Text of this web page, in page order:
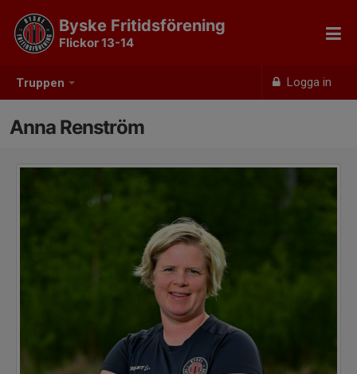
Truppen Logga in
Byske Fritidsförening
Flickor 13-14
Anna Renström